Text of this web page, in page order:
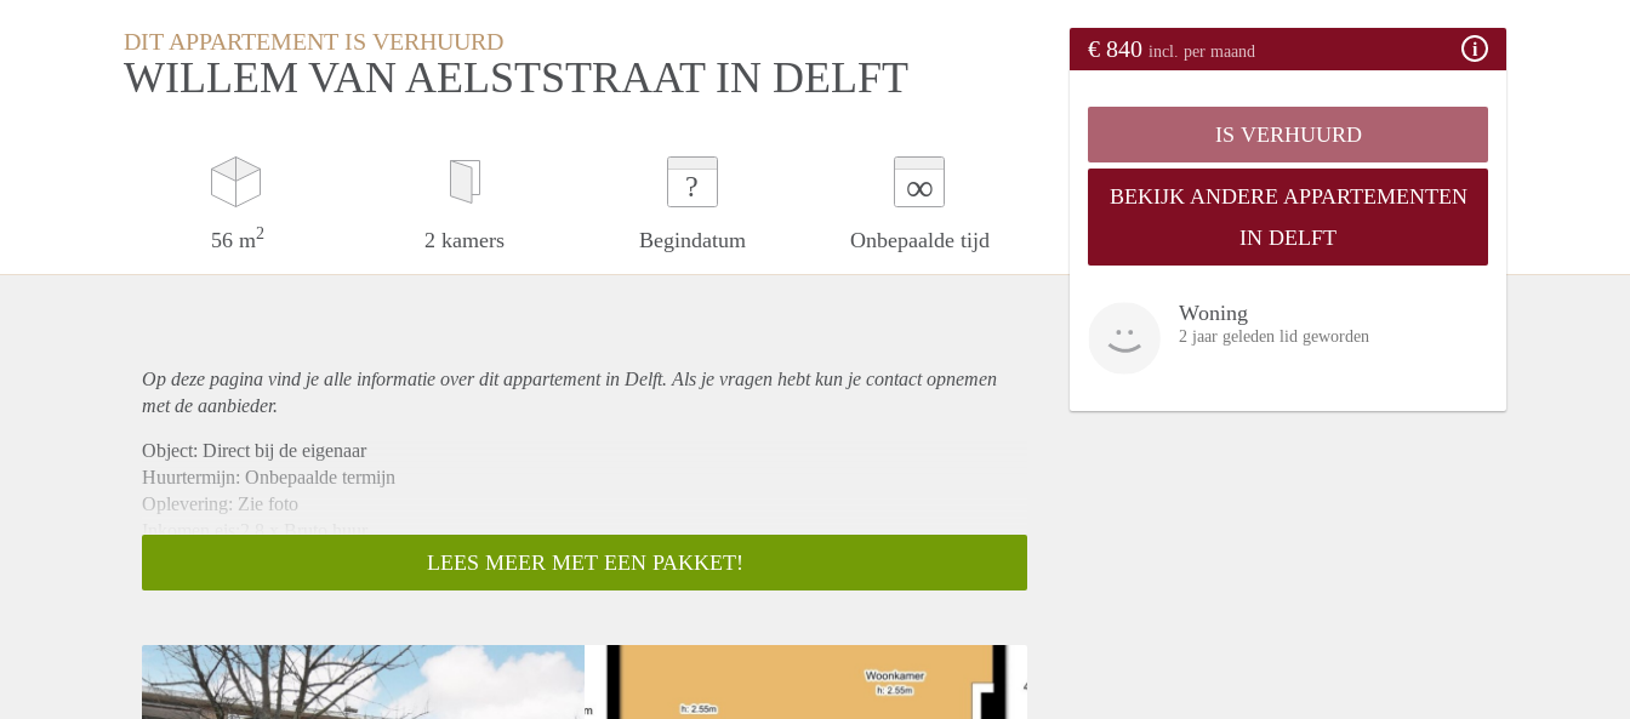
DIT APPARTEMENT IS VERHUURD
WILLEM VAN AELSTSTRAAT IN DELFT
56 m2 2 kamers
?
Begindatum
∞
Onbepaalde tijd
€ 840 incl. per maand
IS VERHUURD
BEKIJK ANDERE APPARTEMENTEN
IN DELFT
Woning
2 jaar geleden lid geworden
Op deze pagina vind je alle informatie over ditappartementin Delft. Als je vragen hebt kun je contact opnemen
met de aanbieder.
Object: Direct bij de eigenaar
Huurtermijn: Onbepaalde termijn
Oplevering: Zie foto
Inkomen eis:2,8 x Bruto huur
Borg: 1 Maand
Huisdieren toegestaan: Afhankelijk van de Eigenaar
Huurtoeslag grens: Nee
LEES MEER MET EEN PAKKET!